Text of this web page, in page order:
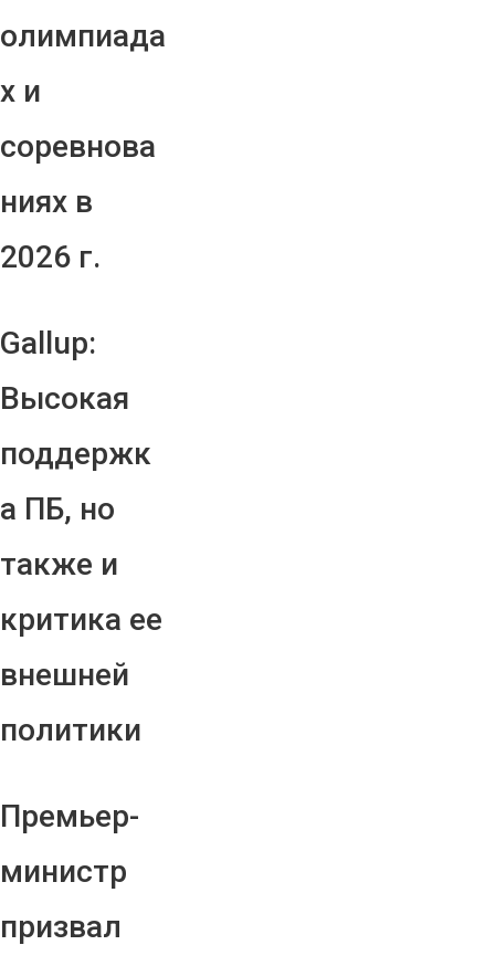
олимпиада
х и
соревнова
ниях в
2026 г.
Gallup:
Высокая
поддержк
а ПБ, но
также и
критика ее
внешней
политики
Премьер-
министр
призвал